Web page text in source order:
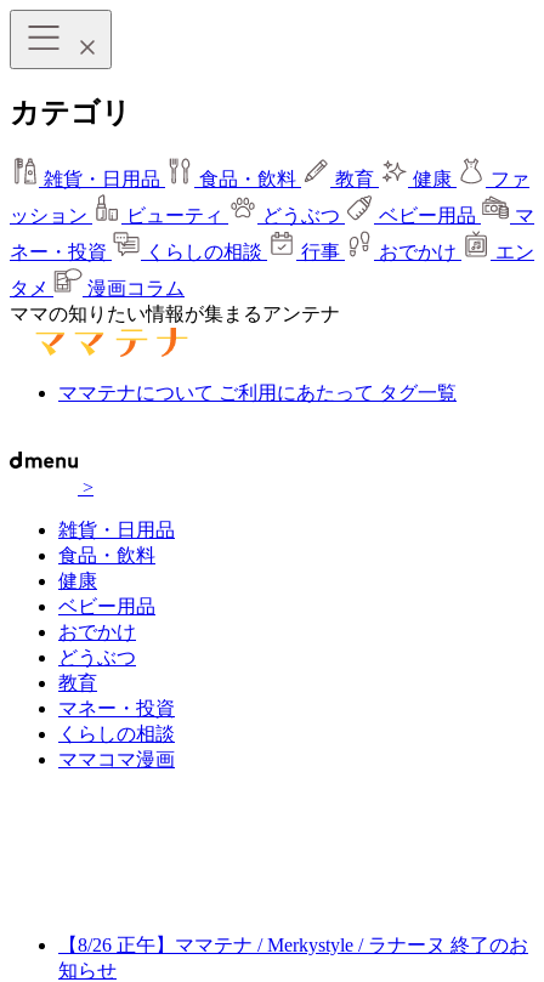
カテゴリ
雑貨・日用品 食品・飲料 教育 健康
ファ
ッション
ビューティ どうぶつ ベビー用品
マ
ネー・投資
くらしの相談 行事 おでかけ
エン
タメ
漫画コラム
ママの知りたい情報が集まるアンテナ
ママテナについて ご利用にあたって タグ一覧
>
雑貨・日用品
食品・飲料
健康
ベビー用品
おでかけ
どうぶつ
教育
マネー・投資
くらしの相談
ママコマ漫画
【8/26 正午】ママテナ / Merkystyle / ラナーヌ 終了のお
知らせ